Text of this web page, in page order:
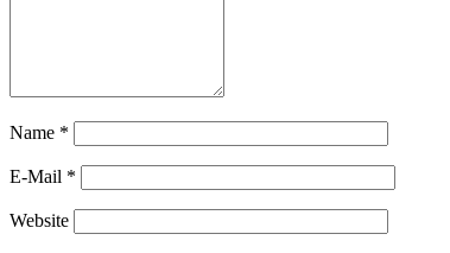
Name *
E-Mail *
Website